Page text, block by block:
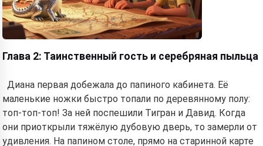
Глава 2: Таинственный гость и серебряная пыльца
Диана первая добежала до папиного кабинета. Её
маленькие ножки быстро топали по деревянному полу:
топ-топ-топ! За ней поспешили Тигран и Давид. Когда
они приоткрыли тяжёлую дубовую дверь, то замерли от
удивления. На папином столе, прямо на старинной карте